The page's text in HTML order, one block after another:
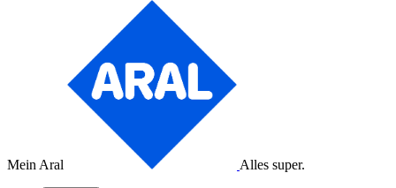
Mein Aral Alles super.